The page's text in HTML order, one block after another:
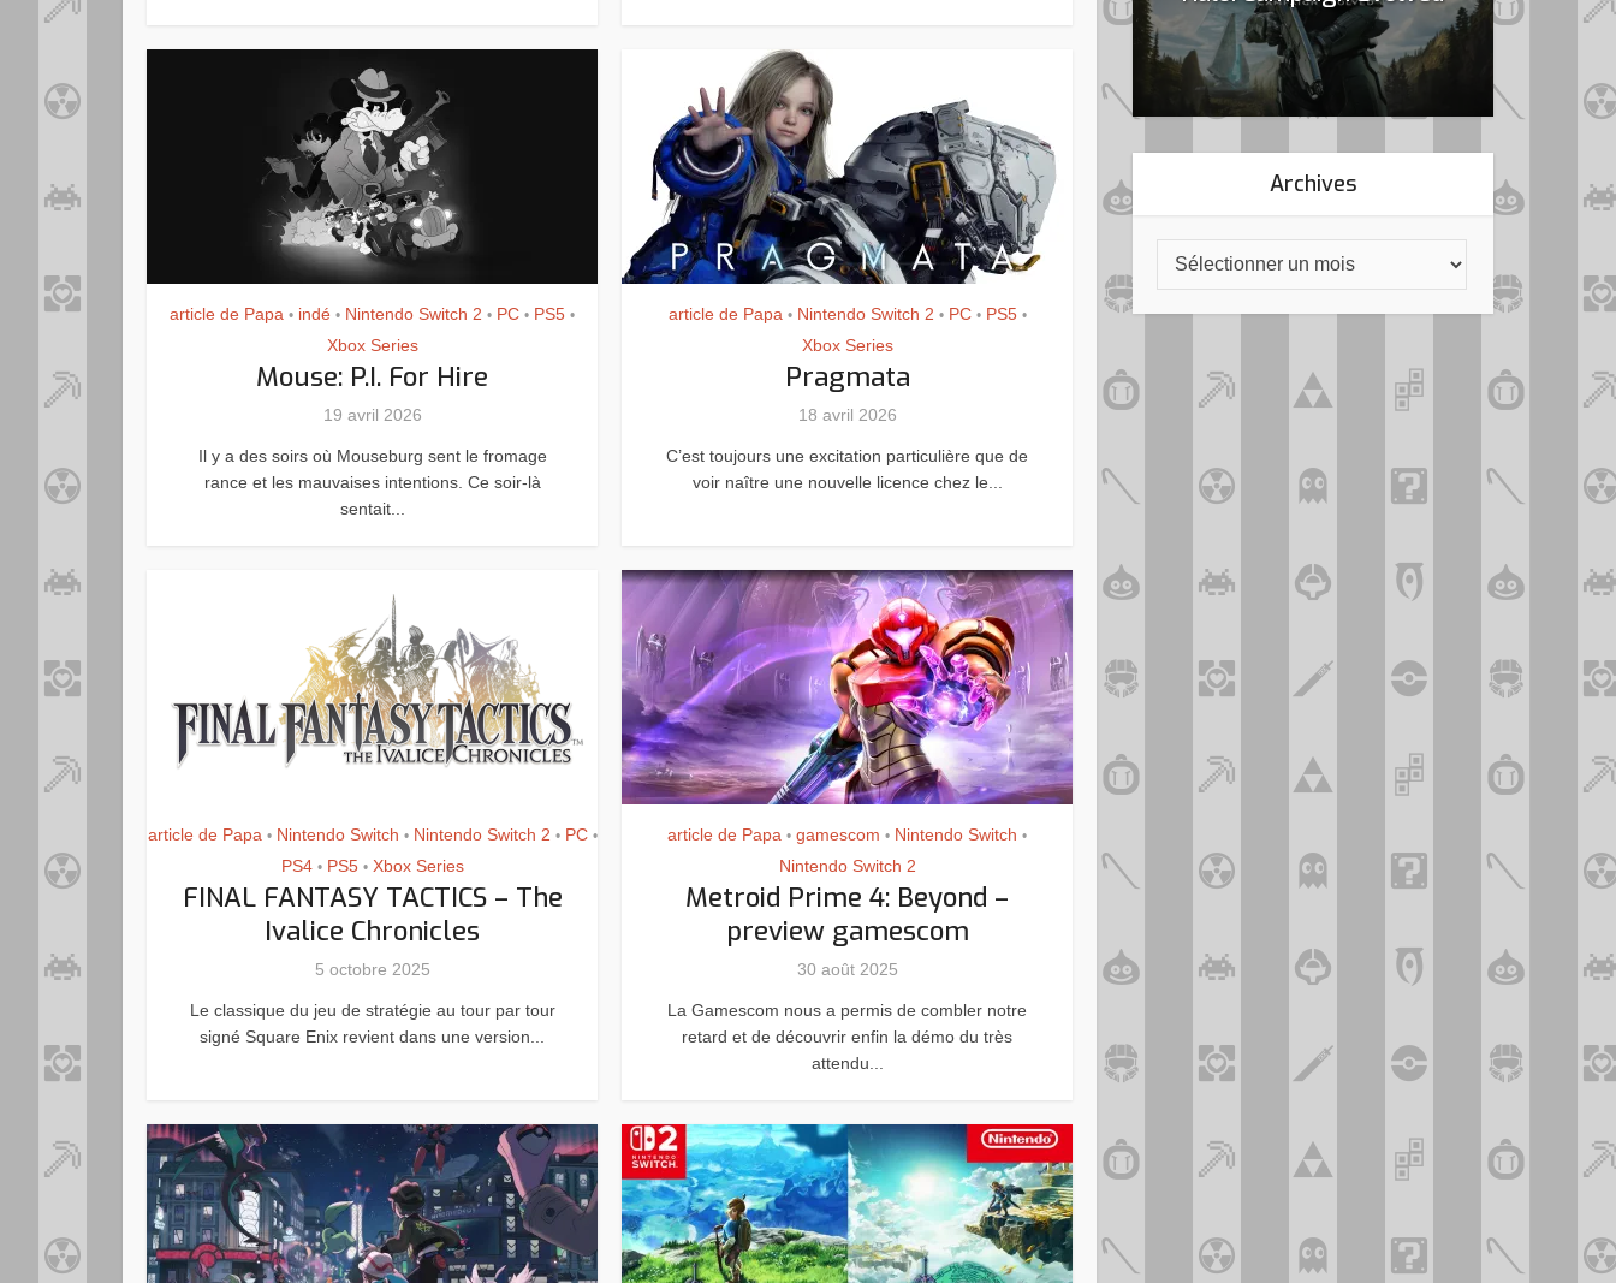
article de Papa • indé • Nintendo Switch 2 • PC • PS5 •
Xbox Series
Mouse: P.I. For Hire
19 avril 2026
Il y a des soirs où Mouseburg sent le fromage
rance et les mauvaises intentions. Ce soir-là
sentait...
article de Papa • Nintendo Switch 2 • PC • PS5 •
Xbox Series
Pragmata
18 avril 2026
C’est toujours une excitation particulière que de
voir naître une nouvelle licence chez le...
article de Papa • Nintendo Switch • Nintendo Switch 2 • PC •
PS4 • PS5 • Xbox Series
FINAL FANTASY TACTICS – The
Ivalice Chronicles
5 octobre 2025
Le classique du jeu de stratégie au tour par tour
signé Square Enix revient dans une version...
article de Papa • gamescom • Nintendo Switch •
Nintendo Switch 2
Metroid Prime 4: Beyond –
preview gamescom
30 août 2025
La Gamescom nous a permis de combler notre
retard et de découvrir enfin la démo du très
attendu...
Resynced
Archives